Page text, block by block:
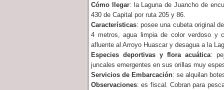
Cómo llegar: la Laguna de Juancho de
430 de Capital por ruta 205 y 86.
Características: posee una cubeta original
4 metros, agua limpia de color verdoso y
afluente al Arroyo Huascar y desagua a la
Especies deportivas y flora acuática:
juncales emergentes en sus orillas muy
Servicios de Embarcación: se alquilan
Observaciones: es fiscal. Cobran para